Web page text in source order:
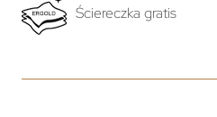
Ściereczka gratis